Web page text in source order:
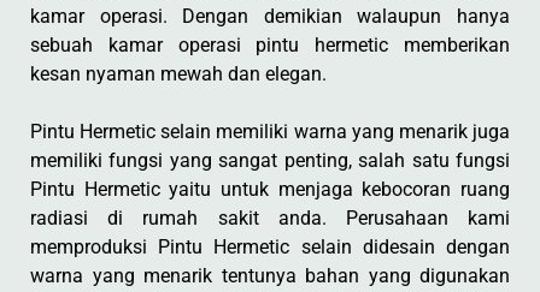
kamar operasi. Dengan demikian walaupun hanya
sebuah kamar operasi pintu hermetic memberikan
kesan nyaman mewah dan elegan.
Pintu Hermetic selain memiliki warna yang menarik juga
memiliki fungsi yang sangat penting, salah satu fungsi
Pintu Hermetic yaitu untuk menjaga kebocoran ruang
radiasi di rumah sakit anda. Perusahaan kami
memproduksi Pintu Hermetic selain didesain dengan
warna yang menarik tentunya bahan yang digunakan